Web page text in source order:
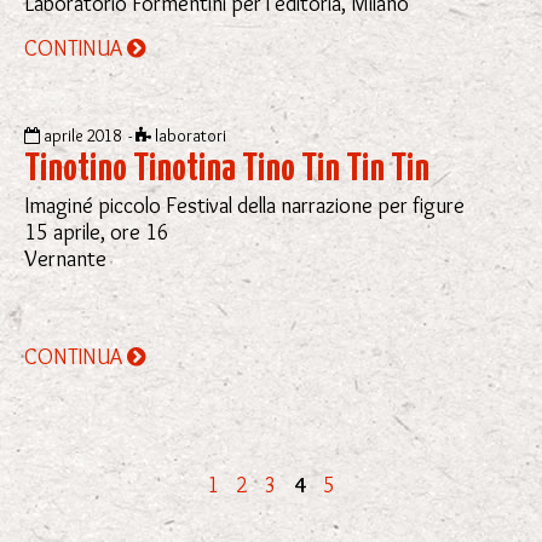
CONTINUA
aprile 2018 - laboratori
Tinotino Tinotina Tino Tin Tin Tin
Imaginé piccolo Festival della narrazione per figure
15 aprile, ore 16
Vernante
CONTINUA
1 2 3 4 5